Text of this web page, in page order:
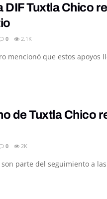
DIF Tuxtla Chico
0 2.1K
mencionó que estos
de Tuxtla Chico
0 2K
son parte del seguimiento a